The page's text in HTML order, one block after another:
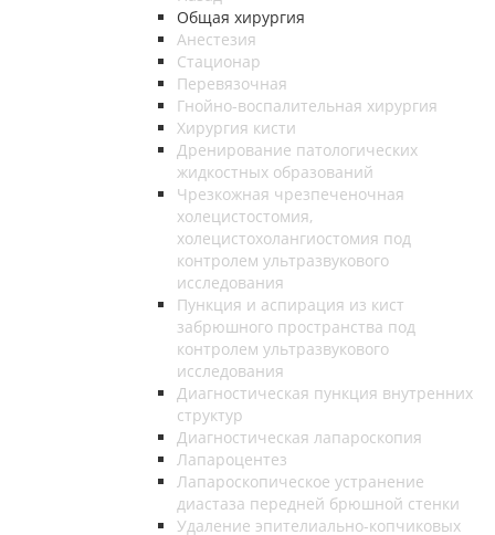
Общая хирургия
Анестезия
Стационар
Перевязочная
Гнойно-воспалительная хирургия
Хирургия кисти
Дренирование патологических
жидкостных образований
Чрезкожная чрезпеченочная
холецистостомия,
холецистохолангиостомия под
контролем ультразвукового
исследования
Пункция и аспирация из кист
забрюшного пространства под
контролем ультразвукового
исследования
Диагностическая пункция внутренних
структур
Диагностическая лапароскопия
Лапароцентез
Лапароскопическое устранение
диастаза передней брюшной стенки
Удаление эпителиально-копчиковых